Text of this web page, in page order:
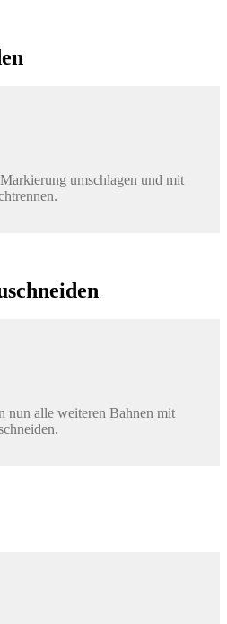
umschlagen und mit
nun alle weiteren Bahnen mit